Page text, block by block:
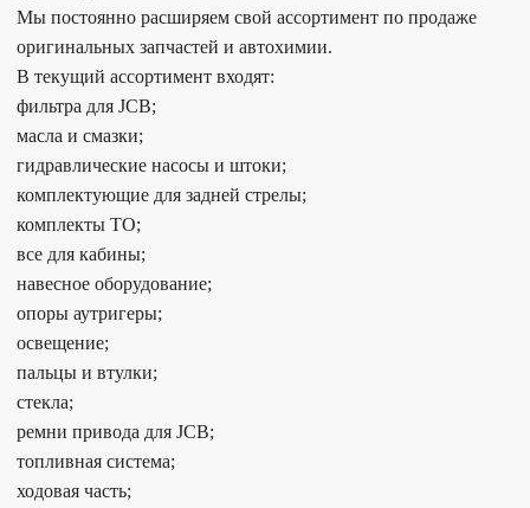
Мы постоянно расширяем свой ассортимент по продаже
оригинальных запчастей и автохимии.
В текущий ассортимент входят:
фильтра для JCB;
масла и смазки;
гидравлические насосы и штоки;
комплектующие для задней стрелы;
комплекты ТО;
все для кабины;
навесное оборудование;
опоры аутригеры;
освещение;
пальцы и втулки;
стекла;
ремни привода для JCB;
топливная система;
ходовая часть;